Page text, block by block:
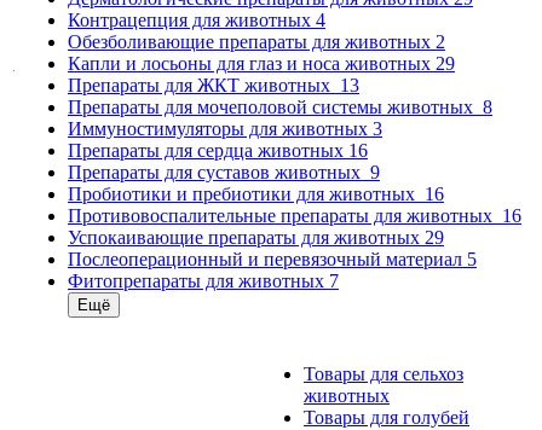
Контрацепция для животных 4
Обезболивающие препараты для животных 2
Капли и лосьоны для глаз и носа животных 29
Препараты для ЖКТ животных 13
Препараты для мочеполовой системы животных 8
Иммуностимуляторы для животных 3
Препараты для сердца животных 16
Препараты для суставов животных 9
Пробиотики и пребиотики для животных 16
Противовоспалительные препараты для животных 16
Успокаивающие препараты для животных 29
Послеоперационный и перевязочный материал 5
Фитопрепараты для животных 7
Ещё
Товары для сельхоз
животных
Товары для голубей